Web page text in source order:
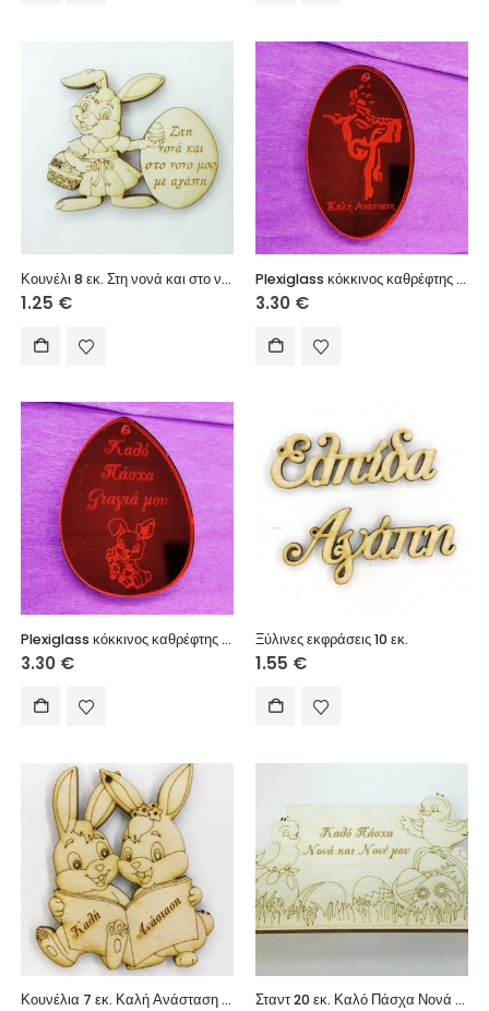
Κουνέλι 8 εκ. Στη νονά και στο νονό μου με αγάπη (κορίτσι)
1.25 €
Plexiglass κόκκινος καθρέφτης 7 εκ. Καλή Ανάσταση
3.30 €
Plexiglass κόκκινος καθρέφτης αυγό 7 εκ. Καλό Πάσχα Γιαγιά μου
3.30 €
Ξύλινες εκφράσεις 10 εκ.
1.55 €
Κουνέλια 7 εκ. Καλή Ανάσταση (αγόρι και κορίτσι) Σταντ 20 εκ. Καλό Πάσχα Νονά και Νονέ μου